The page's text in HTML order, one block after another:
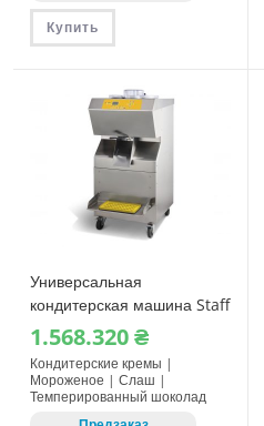
Купить
Универсальная
кондитерская машина Staff
RoboCream R4014
1.568.320₴
Кондитерские кремы |
Мороженое | Слаш |
Темперированный шоколад